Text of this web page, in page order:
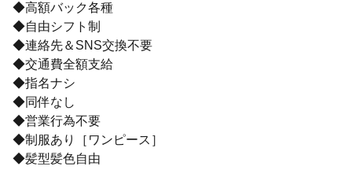
◆高額バック各種
◆自由シフト制
◆連絡先＆SNS交換不要
◆交通費全額支給
◆指名ナシ
◆同伴なし
◆営業行為不要
◆制服あり［ワンピース］
◆髪型髪色自由